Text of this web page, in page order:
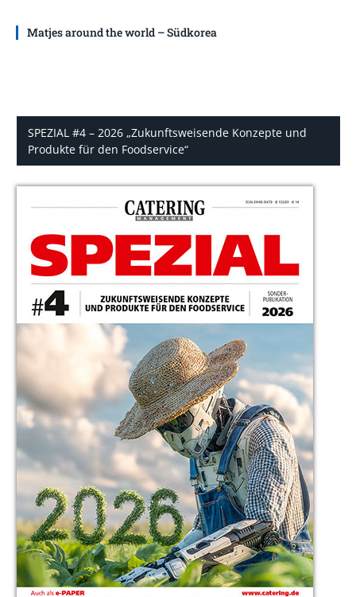
Matjes around the world – Südkorea
SPEZIAL #4 – 2026 „Zukunftsweisende Konzepte und
Produkte für den Foodservice“